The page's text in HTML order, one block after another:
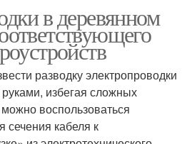
в деревянном
разводку электропроводки
избегая сложных
воспользоваться
сечения кабеля к